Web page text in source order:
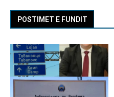
POSTIMET E FUNDIT